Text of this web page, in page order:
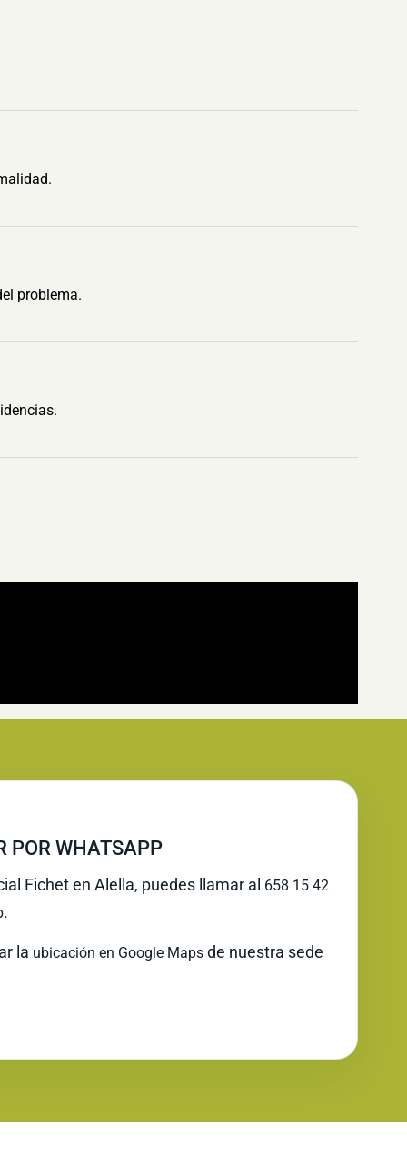
problema.
POR WHATSAPP
Fichet en Alella, puedes llamar al 658 15 42
.
la ubicación en Google Maps de nuestra sede